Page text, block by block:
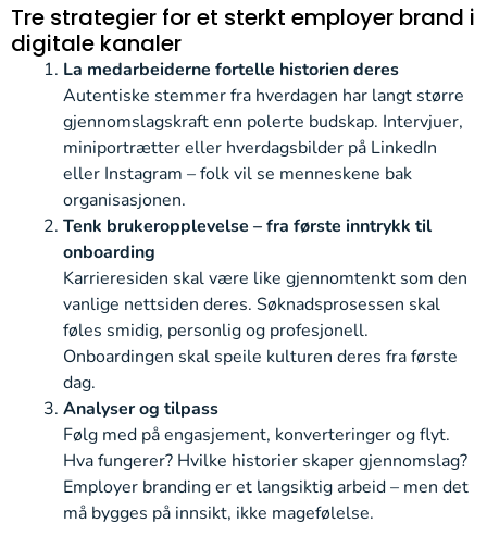
Tre strategier for et sterkt employer brand i
digitale kanaler
La medarbeiderne fortelle historien deres
Autentiske stemmer fra hverdagen har langt større
gjennomslagskraft enn polerte budskap. Intervjuer,
miniportrætter eller hverdagsbilder på LinkedIn
eller Instagram – folk vil se menneskene bak
organisasjonen.
Tenk brukeropplevelse – fra første inntrykk til
onboarding
Karrieresiden skal være like gjennomtenkt som den
vanlige nettsiden deres. Søknadsprosessen skal
føles smidig, personlig og profesjonell.
Onboardingen skal speile kulturen deres fra første
dag.
Analyser og tilpass
Følg med på engasjement, konverteringer og flyt.
Hva fungerer? Hvilke historier skaper gjennomslag?
Employer branding er et langsiktig arbeid – men det
må bygges på innsikt, ikke magefølelse.